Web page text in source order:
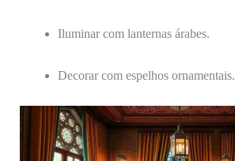
Iluminar com lanternas árabes.
Decorar com espelhos ornamentais.